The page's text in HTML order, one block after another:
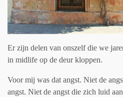
Er zijn delen van onszelf die we
in midlife op de deur kloppen.
Voor mij was dat angst. Niet de
angst. Niet de angst die zich luid